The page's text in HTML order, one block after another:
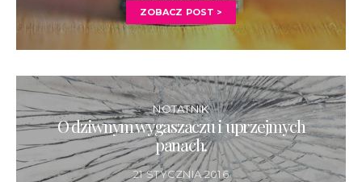
ZOBACZ POST >
NOTATNIK
O dziwnym wygaszaczu i uprzejmych
panach.
21 STYCZNIA 2016